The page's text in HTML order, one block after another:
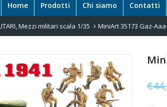
Home Prodotti Chi siamo Contatti
,Mezzi militari scala 1/35 MiniArt 35173 Gaz-
€